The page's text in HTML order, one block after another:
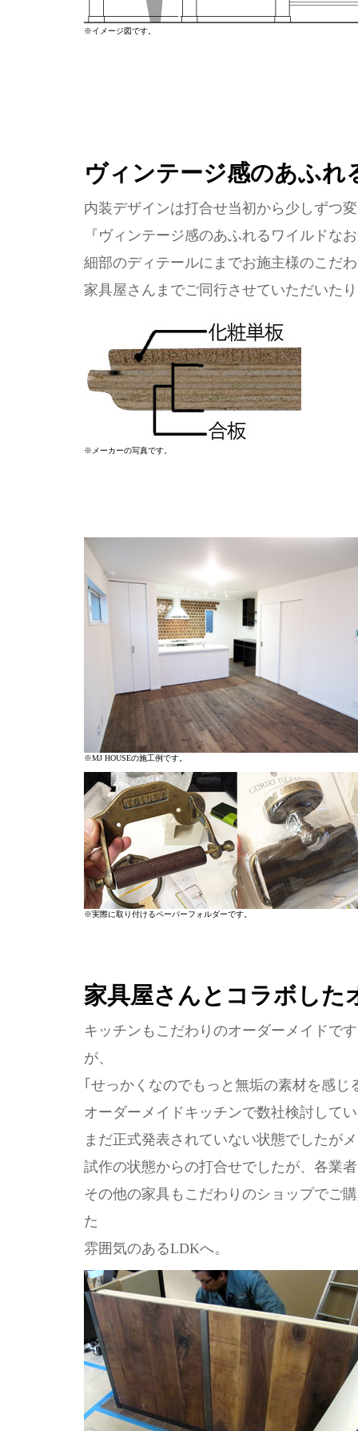
※イメージ図です。
ヴィンテージ感のあふれ
内装デザインは打合せ当初から少しずつ
『ヴィンテージ感のあふれるワイルドな
細部のディテールにまでお施主様のこだ
家具屋さんまでご同行させていただいた
※メーカーの写真です。
※MJ HOUSEの施工例です。
※実際に取り付けるペーパーフォルダーです。
家具屋さんとコラボした
キッチンもこだわりのオーダーメイドで
が、
｢せっかくなのでもっと無垢の素材を感
オーダーメイドキッチンで数社検討して
まだ正式発表されていない状態でしたが
試作の状態からの打合せでしたが、各業
その他の家具もこだわりのショップでご
た
雰囲気のあるLDKへ。